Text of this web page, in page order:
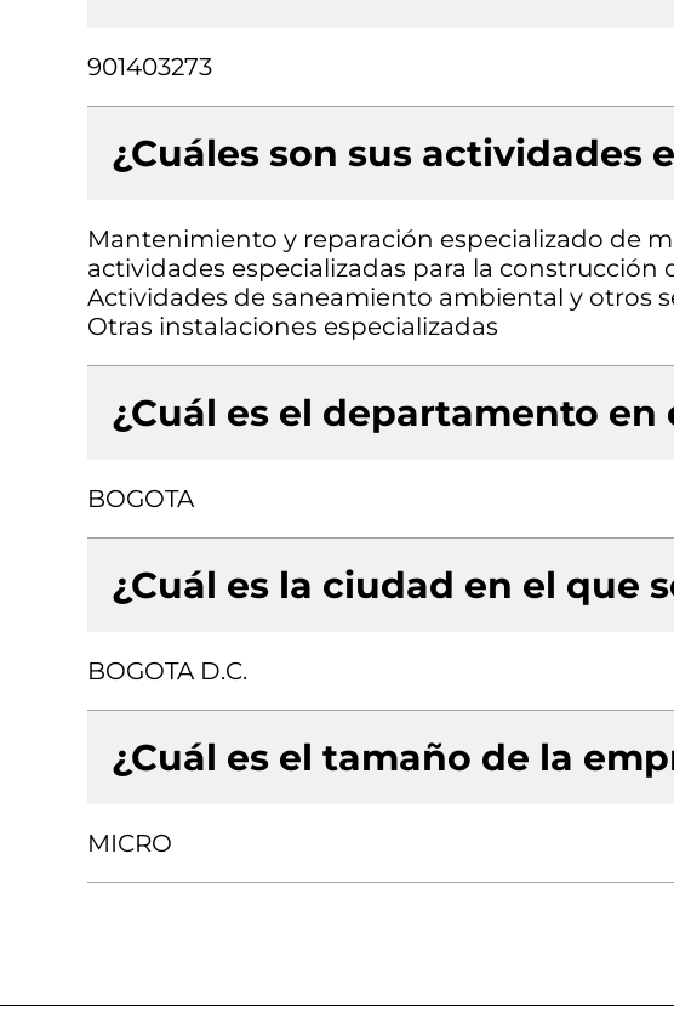
901403273
¿Cuáles son sus actividades
Mantenimiento y reparación especializado de
actividades especializadas para la construcción
Actividades de saneamiento ambiental y otros
Otras instalaciones especializadas
¿Cuál es el departamento en
BOGOTA
¿Cuál es la ciudad en el que
BOGOTA D.C.
¿Cuál es el tamaño de la
MICRO